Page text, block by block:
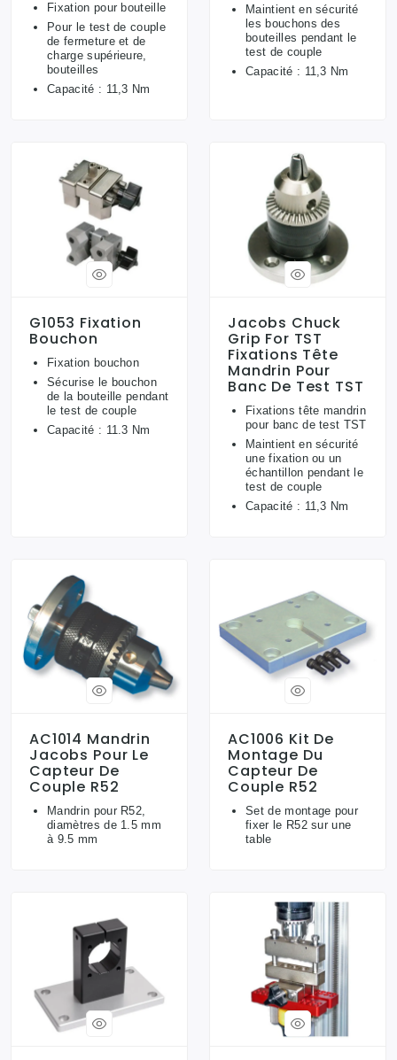
Fixation pour bouteille
Pour le test de couple
de fermeture et de
charge supérieure,
bouteilles
Capacité : 11,3 Nm
Maintient en sécurité
les bouchons des
bouteilles pendant le
test de couple
Capacité : 11,3 Nm
G1053 Fixation
Bouchon
Fixation bouchon
Sécurise le bouchon
de la bouteille pendant
le test de couple
Capacité : 11.3 Nm
Jacobs Chuck
Grip For TST
Fixations Tête
Mandrin Pour
Banc De Test TST
Fixations tête mandrin
pour banc de test TST
Maintient en sécurité
une fixation ou un
échantillon pendant le
test de couple
Capacité : 11,3 Nm
AC1014 Mandrin
Jacobs Pour Le
Capteur De
Couple R52
Mandrin pour R52,
diamètres de 1.5 mm
à 9.5 mm
AC1006 Kit De
Montage Du
Capteur De
Couple R52
Set de montage pour
fixer le R52 sur une
table